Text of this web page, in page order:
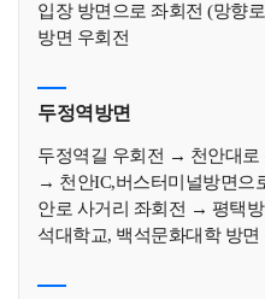
입장 방면으로 좌회전 (망향
방면 우회전
두정역방면
두정역길 우회전 → 천안대
→ 천안IC,버스터미널방면으
안로 사거리 좌회전 → 평택
석대학교, 백석문화대학 방면